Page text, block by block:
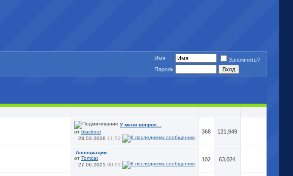
Имя
Запомнить?
Пароль
У меня вопрос...
от blackout
23.03.2026 11:52
368 121,949
Ассоциации
от Tomcat
27.06.2021 00:03
102 63,024